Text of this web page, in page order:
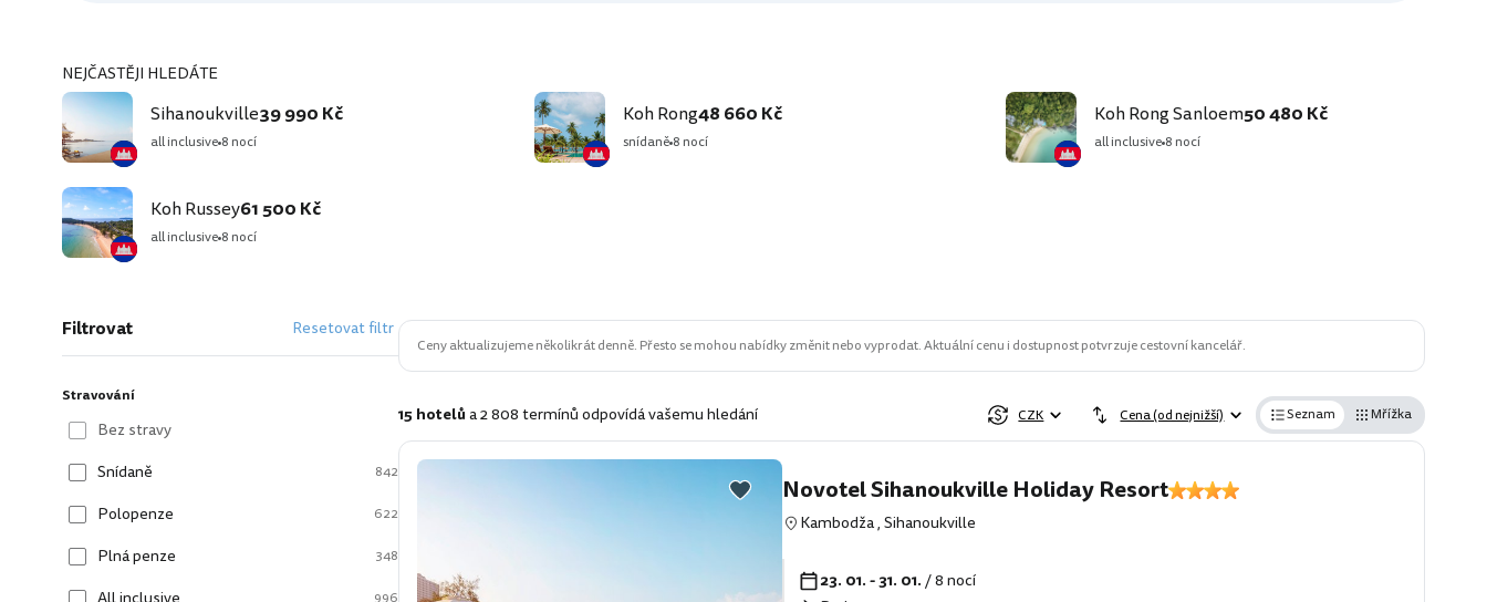
NEJČASTĚJI HLEDÁTE
Sihanoukville39 990 Kč
all inclusive 8 nocí
Koh Rong48 660 Kč
snídaně8 nocí
Koh Rong Sanloem50 480 Kč
all inclusive 8 nocí
Koh Russey61 500 Kč
all inclusive 8 nocí
Filtrovat Resetovat filtr
Stravování
Bez stravy
Snídaně
842
Polopenze 622
Plná penze 348
996
Ceny aktualizujeme několikrát denně. Přesto se mohou nabídky změnit nebo vyprodat. Aktuální cenu i dostupnost potvrzuje cestovní kancelář.
15 hotelůa 2 808 termínů odpovídá vašemu hledání CZK Cena (od nejnižší) Seznam Mřížka
Novotel Sihanoukville Holiday Resort
Kambodža,Sihanoukville
23. 01. - 31. 01./ 8 nocí